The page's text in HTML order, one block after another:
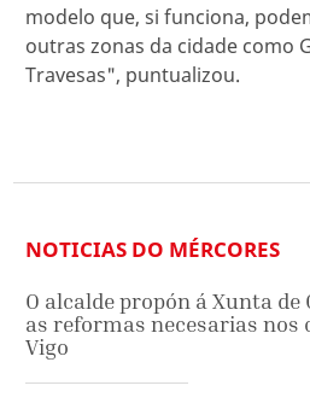
modelo que, si funciona,
outras zonas da cidade como
Travesas", puntualizou.
NOTICIAS DO MÉRCORES
O alcalde propón á Xunta
as reformas necesarias nos
Vigo